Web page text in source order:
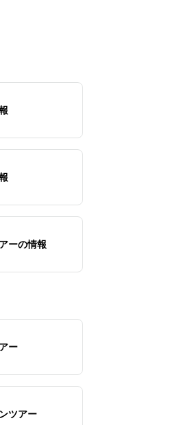
ーの情報
ー
ツアー